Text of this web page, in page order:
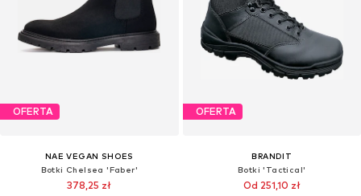
OFERTA
NAE VEGAN SHOES
Botki Chelsea 'Faber'
378,25 zł
OFERTA
BRANDIT
Botki 'Tactical'
Od 251,10 zł